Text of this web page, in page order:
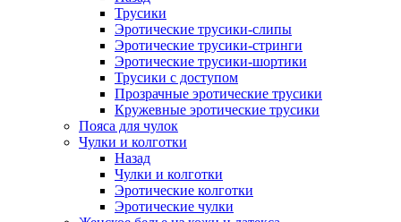
Трусики
Эротические трусики-слипы
Эротические трусики-стринги
Эротические трусики-шортики
Трусики с доступом
Прозрачные эротические трусики
Кружевные эротические трусики
Пояса для чулок
Чулки и колготки
Назад
Чулки и колготки
Эротические колготки
Эротические чулки